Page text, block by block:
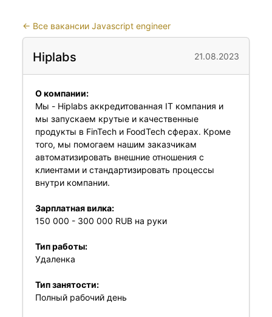
← Все вакансии Javascript engineer
Hiplabs 21.08.2023
О компании:
Мы - Hiplabs аккредитованная IT компания и
мы запускаем крутые и качественные
продукты в FinTech и FoodTech сферах. Кроме
того, мы помогаем нашим заказчикам
автоматизировать внешние отношения с
клиентами и стандартизировать процессы
внутри компании.
Зарплатная вилка:
150 000 - 300 000 RUB на руки
Тип работы:
Удаленка
Тип занятости:
Полный рабочий день